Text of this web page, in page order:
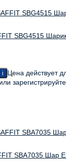
SBG4515
i
Цена действует
SBA7035 Шар